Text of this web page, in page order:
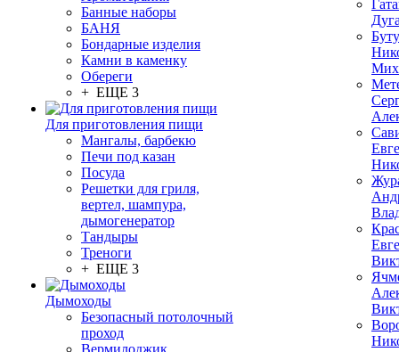
Банные наборы
БАНЯ
Бондарные изделия
Камни в каменку
Обереги
+ ЕЩЕ 3
Для приготовления пищи
Мангалы, барбекю
Печи под казан
Посуда
Решетки для гриля,
вертел, шампура,
дымогенератор
Тандыры
Треноги
+ ЕЩЕ 3
Дымоходы
Безопасный потолочный
проход
Вермилоджик